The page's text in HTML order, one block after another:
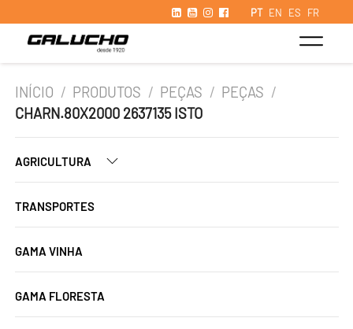
PT EN ES FR
INÍCIO / PRODUTOS / PEÇAS / PEÇAS /
CHARN.80X2000 2637135 ISTO
AGRICULTURA
TRANSPORTES
GAMA VINHA
GAMA FLORESTA